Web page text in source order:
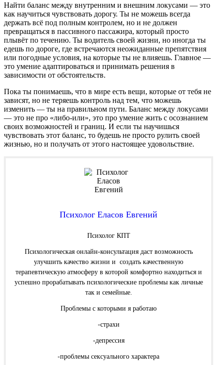
Найти баланс между внутренним и внешним локусами — это
как научиться чувствовать дорогу. Ты не можешь всегда
держать всё под полным контролем, но и не должен
превращаться в пассивного пассажира, который просто
плывёт по течению. Ты водитель своей жизни, но иногда ты
едешь по дороге, где встречаются неожиданные препятствия
или погодные условия, на которые ты не влияешь. Главное —
это умение адаптироваться и принимать решения в
зависимости от обстоятельств.
Пока ты понимаешь, что в мире есть вещи, которые от тебя не
зависят, но не теряешь контроль над тем, что можешь
изменить — ты на правильном пути. Баланс между локусами
— это не про «либо-или», это про умение жить с осознанием
своих возможностей и границ. И если ты научишься
чувствовать этот баланс, то будешь не просто рулить своей
жизнью, но и получать от этого настоящее удовольствие.
Психолог Еласов Евгений
Психолог КПТ
Психологическая онлайн-консультация даст возможность
улучшить качество жизни и создать качественную
терапевтическую атмосферу в которой комфортно находиться и
успешно прорабатывать психологические проблемы как личные
так и семейные.
Проблемы с которыми я работаю
-страхи
-депрессия
-проблемы сексуального характера